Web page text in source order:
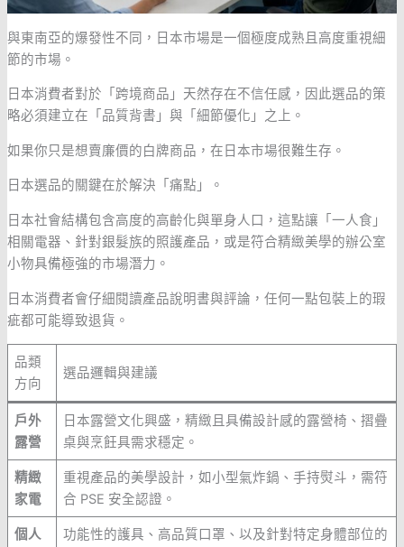
與東南亞的爆發性不同，日本市場是一個極度成熟且高度重視細
節的市場。
日本消費者對於「跨境商品」天然存在不信任感，因此選品的策
略必須建立在「品質背書」與「細節優化」之上。
如果你只是想賣廉價的白牌商品，在日本市場很難生存。
日本選品的關鍵在於解決「痛點」。
日本社會結構包含高度的高齡化與單身人口，這點讓「一人食」
相關電器、針對銀髮族的照護產品，或是符合精緻美學的辦公室
小物具備極強的市場潛力。
日本消費者會仔細閱讀產品說明書與評論，任何一點包裝上的瑕
疵都可能導致退貨。
品類
方向
選品邏輯與建議
戶外
露營
日本露營文化興盛，精緻且具備設計感的露營椅、摺疊
桌與烹飪具需求穩定。
精緻
家電
重視產品的美學設計，如小型氣炸鍋、手持熨斗，需符
合 PSE 安全認證。
個人
功能性的護具、高品質口罩、以及針對特定身體部位的